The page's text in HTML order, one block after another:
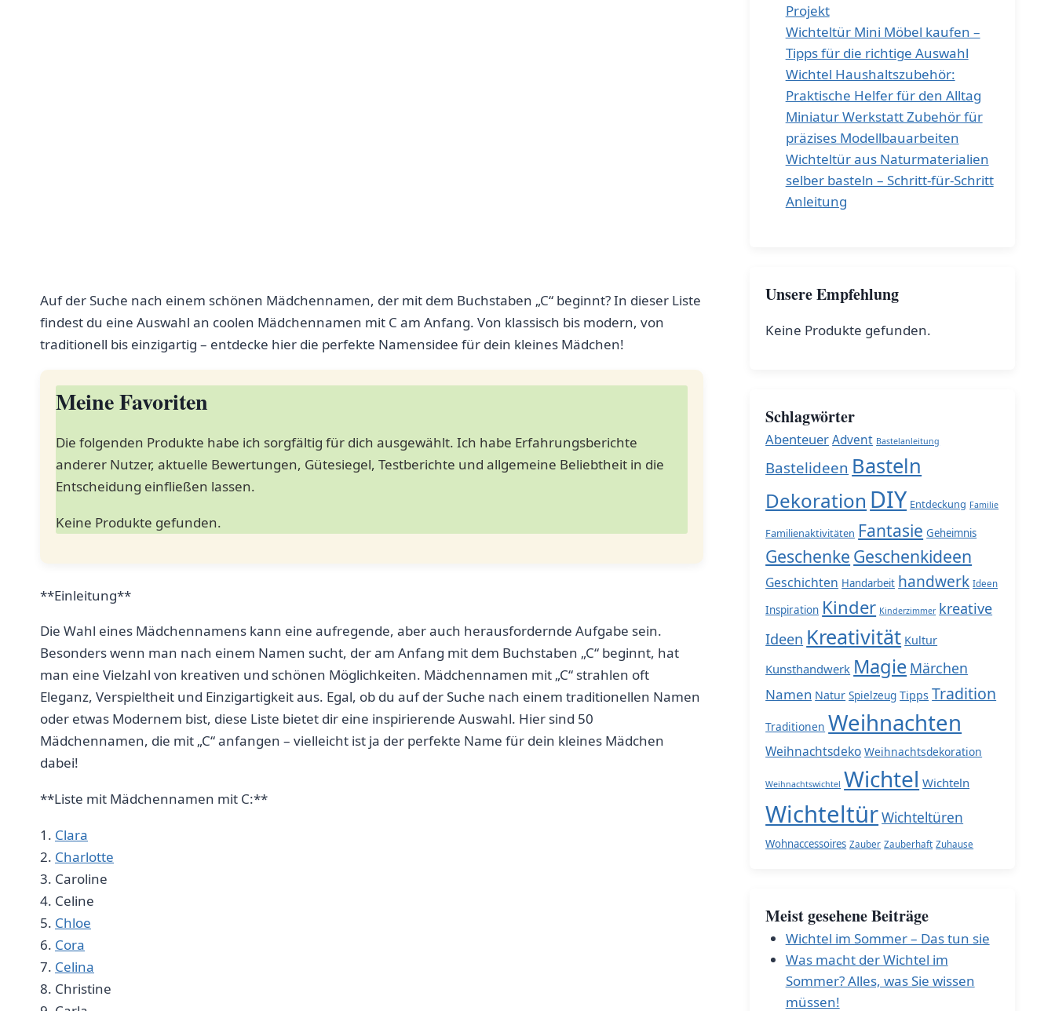
Auf der Suche nach einem schönen Mädchennamen, der mit dem Buchstaben „C“ beginnt? In dieser Liste
findest du eine Auswahl an coolen Mädchennamen mit C am Anfang. Von klassisch bis modern, von
traditionell bis einzigartig – entdecke hier die perfekte Namensidee für dein kleines Mädchen!
Meine Favoriten
Die folgenden Produkte habe ich sorgfältig für dich ausgewählt. Ich habe Erfahrungsberichte
anderer Nutzer, aktuelle Bewertungen, Gütesiegel, Testberichte und allgemeine Beliebtheit in die
Entscheidung einfließen lassen.
Keine Produkte gefunden.
**Einleitung**
Die Wahl eines Mädchennamens kann eine aufregende,‌ aber ​auch herausfordernde⁢ Aufgabe sein.
Besonders ​wenn ⁢man nach einem Namen ⁣sucht, ​der am Anfang mit dem Buchstaben „C“ beginnt, hat
man eine ⁢Vielzahl von⁣ kreativen und schönen Möglichkeiten. Mädchennamen mit „C“ strahlen oft
Eleganz, ‍Verspieltheit und Einzigartigkeit aus. ‌Egal, ⁣ob​ du ⁢auf der​ Suche nach einem traditionellen​ Namen⁤
oder etwas Modernem bist,⁢ diese⁣ Liste bietet dir eine ‌inspirierende Auswahl. Hier ​sind 50
Mädchennamen, die mit „C“ anfangen – vielleicht ⁣ist ja der perfekte Name für dein kleines⁢ Mädchen
dabei!
**Liste‌ mit Mädchennamen mit C:**
1. Clara
2. ⁢ Charlotte
3. Caroline
4. Celine‍
5. Chloe
6. Cora
7. Celina
8. Christine ‌
Projekt
Wichteltür Mini Möbel kaufen –
Tipps für die richtige Auswahl
Wichtel Haushaltszubehör:
Praktische Helfer für den Alltag
Miniatur Werkstatt Zubehör für
präzises Modellbauarbeiten
Wichteltür aus Naturmaterialien
selber basteln – Schritt-für-Schritt
Anleitung
Unsere Empfehlung
Keine Produkte gefunden.
Schlagwörter
AbenteuerAdvent Bastelanleitung
Bastelideen Basteln
Dekoration DIY Entdeckung Familie
Familienaktivitäten Fantasie Geheimnis
Geschenke Geschenkideen
Geschichten Handarbeit handwerk Ideen
Inspiration Kinder Kinderzimmer kreative
Ideen Kreativität Kultur
Kunsthandwerk Magie Märchen
Namen Natur Spielzeug Tipps Tradition
Traditionen Weihnachten
Weihnachtsdeko Weihnachtsdekoration
Weihnachtswichtel Wichtel Wichteln
WichteltürWichteltüren
Wohnaccessoires Zauber Zauberhaft Zuhause
Meist gesehene Beiträge
Wichtel im Sommer – Das tun sie
Was macht der Wichtel im
Sommer? Alles, was Sie wissen
müssen!